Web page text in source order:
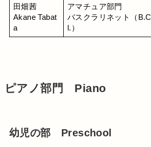
田畑茜
Akane Tabat
a
アマチュア部門
バスクラリネット（B.C
l.）
ピアノ部門 Piano
幼児の部 Preschool